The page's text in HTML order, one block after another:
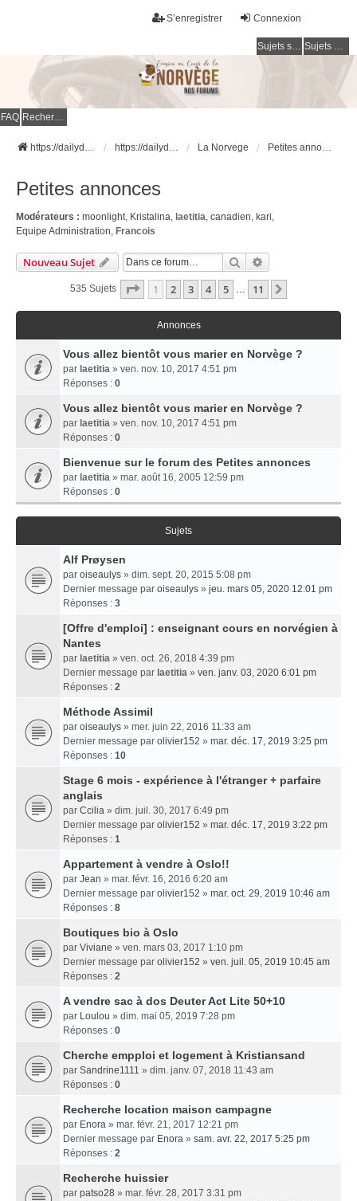
Connexion
S’enregistrer
Sujets sans réponse Sujets actifs
FAQ Rechercher
https://dailydigesthub.com https://dailydigesthub.com La Norvege Petites annonces
Petites annonces
Modérateurs : moonlight, Kristalina, laetitia, canadien, kari,
Equipe Administration, Francois
Nouveau Sujet Rechercher
535 Sujets Page 1Sur
1 2 3 4 5 … 11
Annonces
Vous allez bientôt vous marier en Norvège ?
par laetitia » ven. nov. 10, 2017 4:51 pm
Réponses : 0
Vous allez bientôt vous marier en Norvège ?
par laetitia » ven. nov. 10, 2017 4:51 pm
Réponses : 0
Bienvenue sur le forum des Petites annonces
par laetitia » mar. août 16, 2005 12:59 pm
Réponses : 0
Sujets
Alf Prøysen
par oiseaulys » dim. sept. 20, 2015 5:08 pm
Dernier message par oiseaulys » jeu. mars 05, 2020 12:01 pm
Réponses : 3
[Offre d'emploi] : enseignant cours en norvégien à
Nantes
par laetitia » ven. oct. 26, 2018 4:39 pm
Dernier message par laetitia » ven. janv. 03, 2020 6:01 pm
Réponses : 2
Méthode Assimil
par oiseaulys » mer. juin 22, 2016 11:33 am
Dernier message par olivier152 » mar. déc. 17, 2019 3:25 pm
Réponses : 10
Stage 6 mois - expérience à l'étranger + parfaire
anglais
par Ccilia » dim. juil. 30, 2017 6:49 pm
Dernier message par olivier152 » mar. déc. 17, 2019 3:22 pm
Réponses : 1
Appartement à vendre à Oslo!!
par Jean » mar. févr. 16, 2016 6:20 am
Dernier message par olivier152 » mar. oct. 29, 2019 10:46 am
Réponses : 8
Boutiques bio à Oslo
par Viviane » ven. mars 03, 2017 1:10 pm
Dernier message par olivier152 » ven. juil. 05, 2019 10:45 am
Réponses : 2
A vendre sac à dos Deuter Act Lite 50+10
par Loulou » dim. mai 05, 2019 7:28 pm
Réponses : 0
Cherche empploi et logement à Kristiansand
par Sandrine1111 » dim. janv. 07, 2018 11:43 am
Réponses : 0
Recherche location maison campagne
par Enora » mar. févr. 21, 2017 12:21 pm
Dernier message par Enora » sam. avr. 22, 2017 5:25 pm
Réponses : 2
Recherche huissier
par patso28 » mar. févr. 28, 2017 3:31 pm